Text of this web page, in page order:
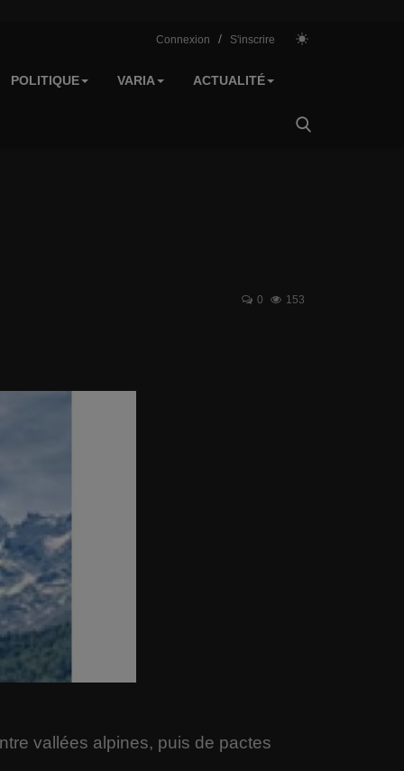
Connexion / S'inscrire
POLITIQUE VARIA ACTUALITÉ
0 153
vallées alpines, puis de pactes